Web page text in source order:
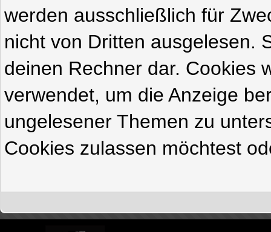
werden ausschließlich für
nicht von Dritten ausgelesen.
deinen Rechner dar. Cookies
verwendet, um die Anzeige
ungelesener Themen zu
Cookies zulassen möchtest